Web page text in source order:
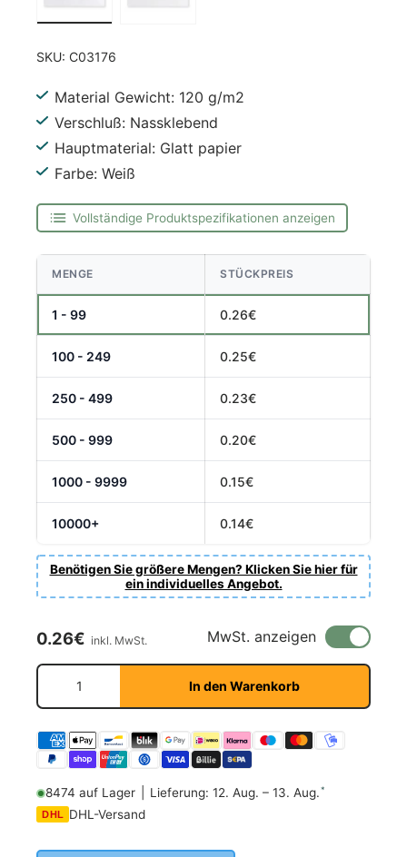
SKU: C03176
Material Gewicht: 120 g/m2
Verschluß: Nassklebend
Hauptmaterial: Glatt papier
Farbe: Weiß
Vollständige Produktspezifikationen anzeigen
MENGE STÜCKPREIS
1 - 99 0.26€
100 - 249 0.25€
250 - 499 0.23€
500 - 999 0.20€
1000 - 9999 0.15€
10000+ 0.14€
Benötigen Sie größere Mengen? Klicken Sie hier für
ein individuelles Angebot.
Normaler Preis
0.26€ inkl. MwSt. MwSt. anzeigen
Anzahl
In den Warenkorb
8474 auf Lager Lieferung: 12. Aug. – 13. Aug.*
DHL DHL-Versand